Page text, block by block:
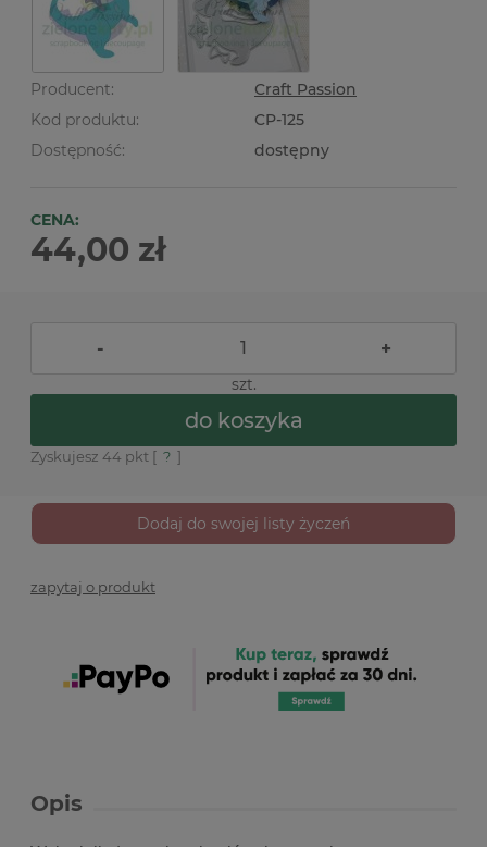
Producent:
Craft Passion
Kod produktu:
CP-125
Dostępność:
dostępny
CENA:
44,00 zł
- +
szt.
do koszyka
Zyskujesz 44 pkt [ ? ]
Dodaj do swojej listy życzeń
zapytaj o produkt
Opis